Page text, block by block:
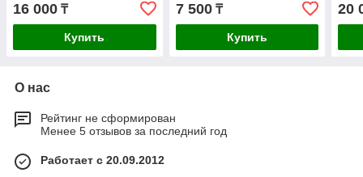
16 000 ₸
Купить
7 500₸
Купить
20
О нас
Рейтинг не сформирован
Менее 5 отзывов за последний год
Работает с 20.09.2012